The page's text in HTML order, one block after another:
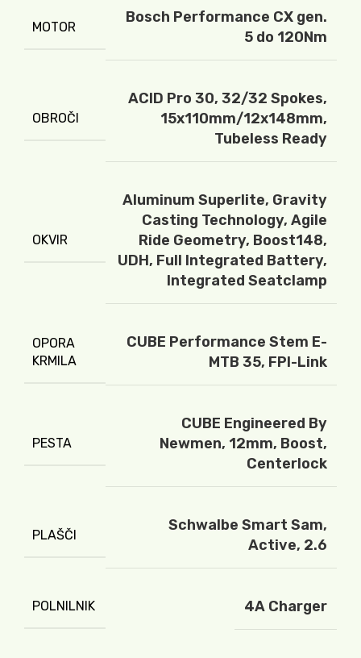
MOTOR
Bosch Performance CX gen.
5 do 120Nm
OBROČI
ACID Pro 30, 32/32 Spokes,
15x110mm/12x148mm,
Tubeless Ready
OKVIR
Aluminum Superlite, Gravity
Casting Technology, Agile
Ride Geometry, Boost148,
UDH, Full Integrated Battery,
Integrated Seatclamp
OPORA
KRMILA
CUBE Performance Stem E-
MTB 35, FPI-Link
PESTA
CUBE Engineered By
Newmen, 12mm, Boost,
Centerlock
PLAŠČI
Schwalbe Smart Sam,
Active, 2.6
POLNILNIK 4A Charger